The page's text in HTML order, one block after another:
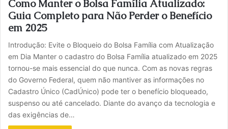
Como Manter o Bolsa Família Atualizado:
Guia Completo para Não Perder o Benefício
em 2025
Introdução: Evite o Bloqueio do Bolsa Família com Atualização
em Dia Manter o cadastro do Bolsa Família atualizado em 2025
tornou-se mais essencial do que nunca. Com as novas regras
do Governo Federal, quem não mantiver as informações no
Cadastro Único (CadÚnico) pode ter o benefício bloqueado,
suspenso ou até cancelado. Diante do avanço da tecnologia e
das exigências de…